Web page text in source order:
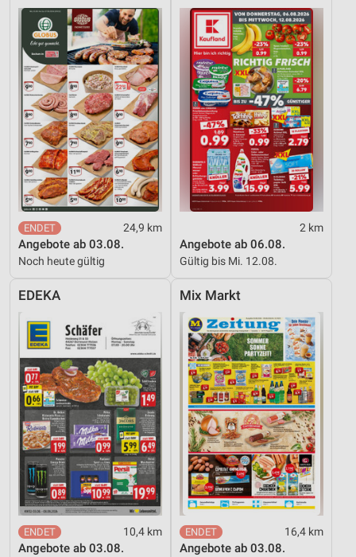
24,9 km
Angebote ab 03.08.
Noch heute gültig
2 km
Angebote ab 06.08.
Gültig bis Mi. 12.08.
EDEKA
10,4 km
Angebote ab 03.08.
Mix Markt
16,4 km
Angebote ab 03.08.
Performance
Funktional
Werbung